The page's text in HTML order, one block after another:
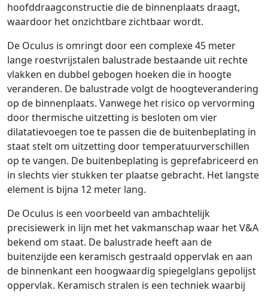
hoofddraagconstructie die de binnenplaats draagt,
waardoor het onzichtbare zichtbaar wordt.
De Oculus is omringt door een complexe 45 meter
lange roestvrijstalen balustrade bestaande uit rechte
vlakken en dubbel gebogen hoeken die in hoogte
veranderen. De balustrade volgt de hoogteverandering
op de binnenplaats. Vanwege het risico op vervorming
door thermische uitzetting is besloten om vier
dilatatievoegen toe te passen die de buitenbeplating in
staat stelt om uitzetting door temperatuurverschillen
op te vangen. De buitenbeplating is geprefabriceerd en
in slechts vier stukken ter plaatse gebracht. Het langste
element is bijna 12 meter lang.
De Oculus is een voorbeeld van ambachtelijk
precisiewerk in lijn met het vakmanschap waar het V&A
bekend om staat. De balustrade heeft aan de
buitenzijde een keramisch gestraald oppervlak en aan
de binnenkant een hoogwaardig spiegelglans gepolijst
oppervlak. Keramisch stralen is een techniek waarbij